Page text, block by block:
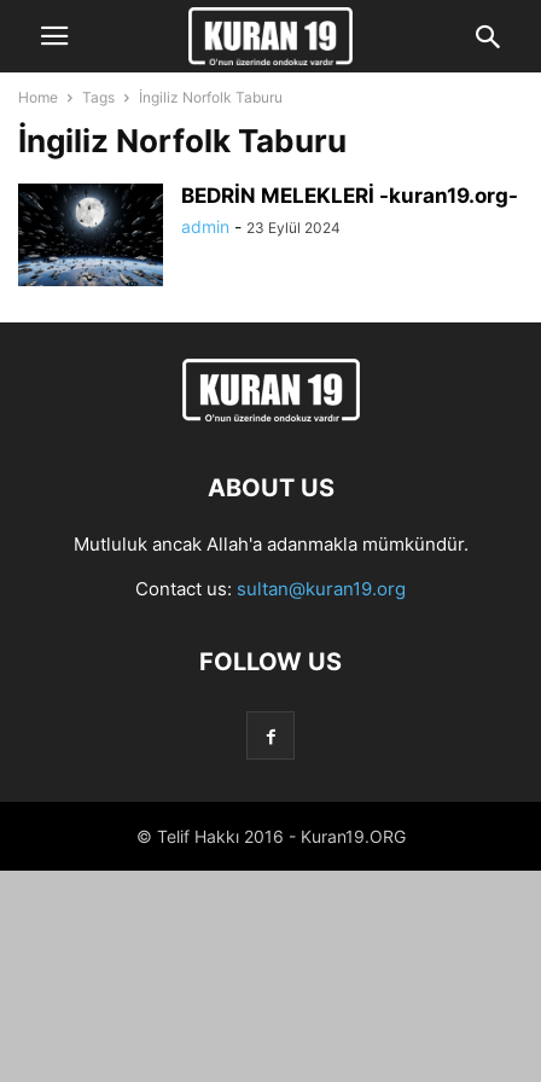
Home Tags İngiliz Norfolk Taburu
İngiliz Norfolk Taburu
BEDRİN MELEKLERİ -kuran19.org-
admin - 23 Eylül 2024
ABOUT US
Mutluluk ancak Allah'a adanmakla mümkündür.
Contact us: sultan@kuran19.org
FOLLOW US
© Telif Hakkı 2016 - Kuran19.ORG